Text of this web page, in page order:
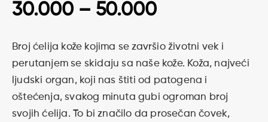
30.000 – 50.000
Broj ćelija kože kojima se završio životni vek i
perutanjem se skidaju sa naše kože. Koža, najveći
ljudski organ, koji nas štiti od patogena i
oštećenja, svakog minuta gubi ogroman broj
svojih ćelija. To bi značilo da prosečan čovek,